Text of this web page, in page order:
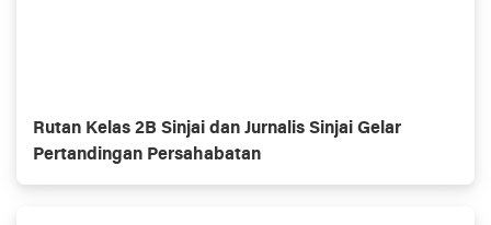
Rutan Kelas 2B Sinjai dan Jurnalis Sinjai Gelar
Pertandingan Persahabatan